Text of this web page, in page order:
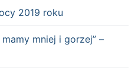
2019 roku
mniej i gorzej” –